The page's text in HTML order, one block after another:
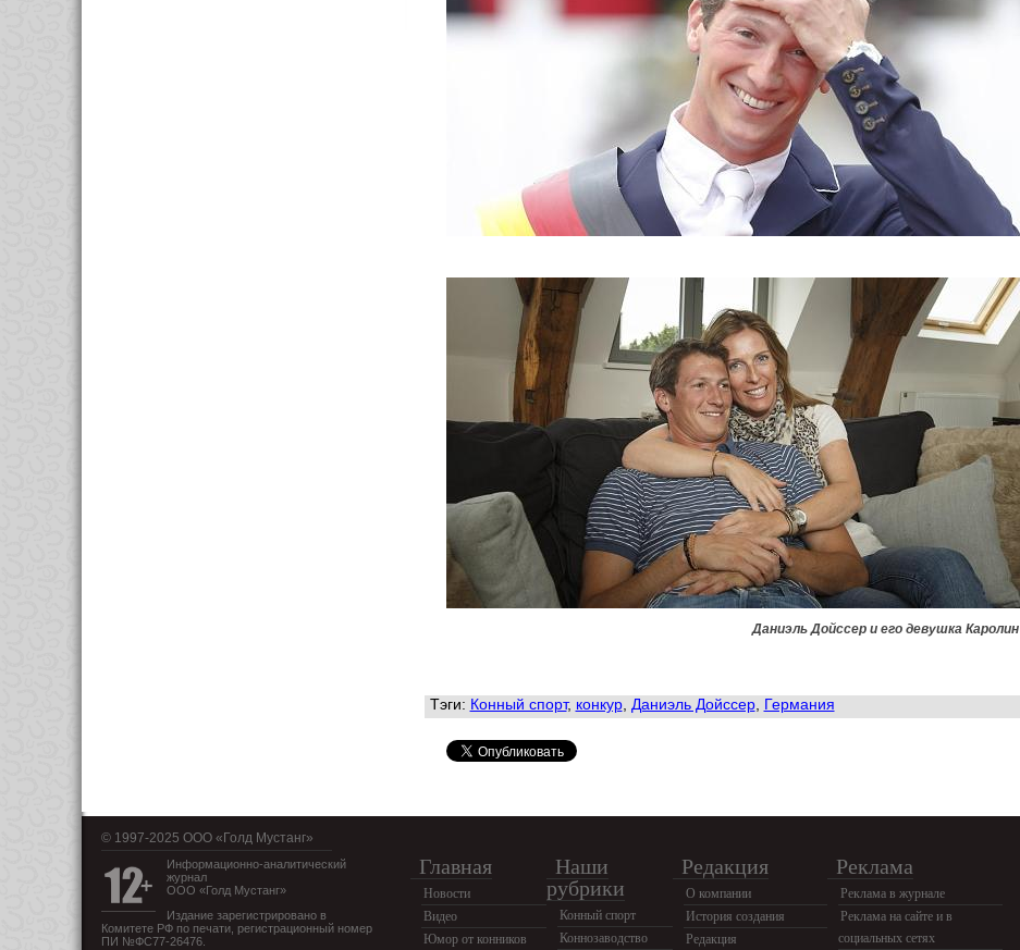
Даниэль Дойссер и его девушка Каролин
Тэги: Конный спорт, конкур, Даниэль Дойссер, Германия
© 1997-2025 OOO «Голд Мустанг»
Информационно-аналитический
журнал
ООО «Голд Мустанг»
Издание зарегистрировано в
Комитете РФ по печати, регистрационный номер
ПИ №ФС77-26476.
Главная
Новости
Видео
Юмор от конников
Наши
рубрики
Конный спорт
Коннозаводство
Редакция
О компании
История создания
Редакция
Реклама
Реклама в журнале
Реклама на сайте и в
социальных сетях